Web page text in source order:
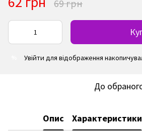
69 грн
Увійти для відображення
До
Опис Характеристики